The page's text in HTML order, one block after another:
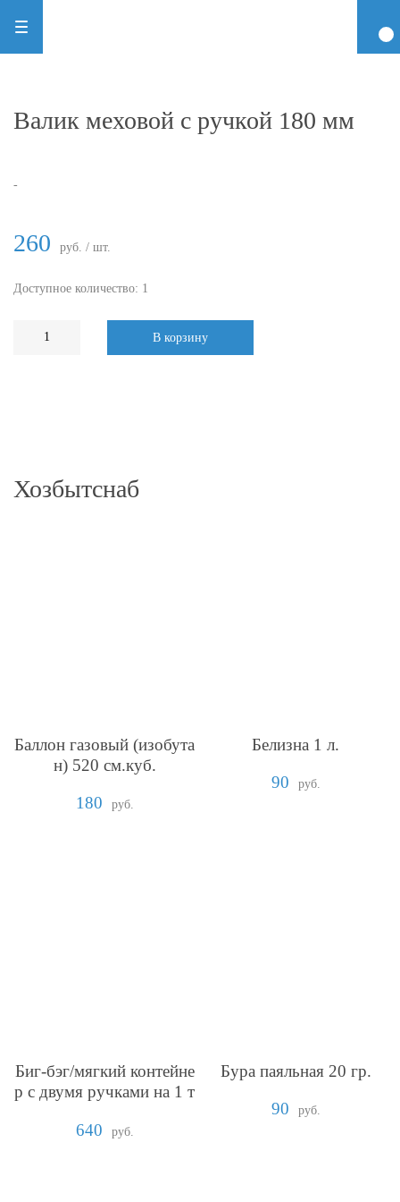
Валик меховой с ручкой 180 мм
-
260 руб. / шт.
Доступное количество: 1
В корзину
Хозбытснаб
Баллон газовый (изобута
н) 520 см.куб.
180
руб.
Белизна 1 л.
90
руб.
Биг-бэг/мягкий контейне
р с двумя ручками на 1 т
640
руб.
Бура паяльная 20 гр.
90
руб.